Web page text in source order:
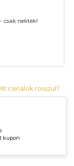
csak nektek!
csinálok rosszul?
kupon